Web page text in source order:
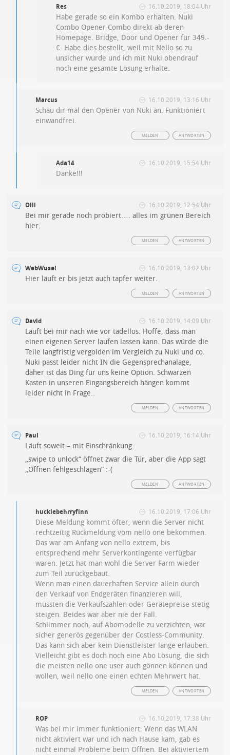
Res 16.10.2019, 18:04 Uhr
Habe gerade so ein Kombo erhalten. Nuki
Combo Opener Combo direkt ab deren
Homepage. Bridge, Door und Opener für 349.-
€. Habe dies bestellt, weil mit Nello so zu
unsicher wurde und ich mit Nuki obendrauf
noch eine gesamte Lösung erhalte.
Marcus 16.10.2019, 13:16 Uhr
Schau dir mal den Opener von Nuki an. Funktioniert
einwandfrei.
ANTWORTEN
MELDEN
Ada14 16.10.2019, 15:54 Uhr
Danke!!!
Olli 16.10.2019, 12:54 Uhr
Bei mir gerade noch probiert…. alles im grünen Bereich
hier.
ANTWORTEN
MELDEN
WebWusel 16.10.2019, 13:02 Uhr
Hier läuft er bis jetzt auch tapfer weiter.
ANTWORTEN
MELDEN
David 16.10.2019, 14:09 Uhr
Läuft bei mir nach wie vor tadellos. Hoffe, dass man
einen eigenen Server laufen lassen kann. Das würde die
Teile langfristig vergolden im Vergleich zu Nuki und co.
Nuki passt leider nicht IN die Gegensprechanalage,
daher ist das Ding für uns keine Option. Schwarzen
Kasten in unseren Eingangsbereich hängen kommt
leider nicht in Frage..
ANTWORTEN
MELDEN
Paul 16.10.2019, 16:14 Uhr
Läuft soweit – mit Einschränkung:
„swipe to unlock“ öffnet zwar die Tür, aber die App sagt
„Öffnen fehlgeschlagen“ :-(
ANTWORTEN
MELDEN
hucklebehrryfinn 16.10.2019, 17:06 Uhr
Diese Meldung kommt öfter, wenn die Server nicht
rechtzeitig Rückmeldung vom nello one bekommen.
Das war am Anfang von nello extrem, bis
entsprechend mehr Serverkontingente verfügbar
waren. Jetzt hat man wohl die Server Farm wieder
zum Teil zurückgebaut.
Wenn man einen dauerhaften Service allein durch
den Verkauf von Endgeräten finanzieren will,
müssten die Verkaufszahlen oder Gerätepreise stetig
steigen. Beides war aber nie der Fall.
Schlimmer noch, auf Abomodelle zu verzichten, war
sicher generös gegenüber der Costless-Community.
Das kann sich aber kein Dienstleister lange erlauben.
Vielleicht gibt es doch noch eine Abo Lösung, die sich
die meisten nello one user auch gönnen können und
wollen, weil nello one einen echten Mehrwert hat.
ANTWORTEN
MELDEN
ROP 16.10.2019, 17:38 Uhr
Was bei mir immer funktioniert: Wenn das WLAN
nicht aktiviert war und ich nach Hause kam, gab es
nicht einmal Probleme beim Öffnen. Bei aktiviertem